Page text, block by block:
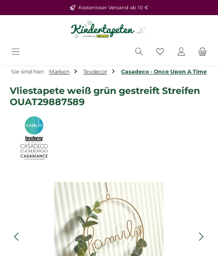
Zum Hauptinhalt springenKostenloser Versand ab 10 €
Du hast 0
Sie sind hier: Marken Texdecor Casadeco - Once Upon A Time
Vliestapete weiß grün gestreift Streifen
OUAT29887589
Bildergalerie überspringen